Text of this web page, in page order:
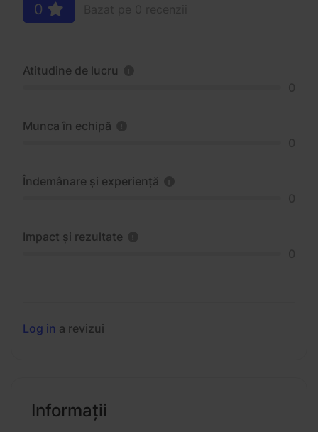
0
Atitudine de lucru
Munca în echipă
Îndemânare și experiență
Impact și rezultate
Log in a revizui
Informaţii